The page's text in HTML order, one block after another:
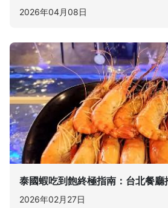
2026年04月08日
泰國蝦吃到飽終極指南：台北餐廳
2026年02月27日